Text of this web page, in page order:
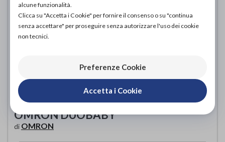
OMRON DUOBABY
di OMRON
alcune funzionalità.
Clicca su "Accetta i Cookie" per fornire il consenso o su "continua
senza accettare" per proseguire senza autorizzare l'uso dei cookie
non tecnici.
Preferenze Cookie
Accetta i Cookie